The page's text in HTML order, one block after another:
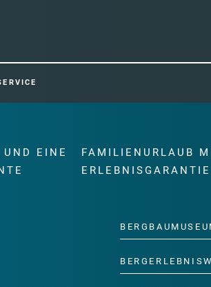
EINE
FAMILIENURLAUB
ERLEBNISGARANTIE